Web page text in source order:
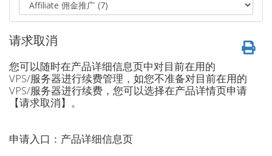
请求取消
您可以随时在产品详细信息页中对目前在用的
VPS/服务器进行续费管理，如您不准备对目前在用的
VPS/服务器进行续费，您可以选择在产品详情页申请
【请求取消】。
申请入口：产品详细信息页